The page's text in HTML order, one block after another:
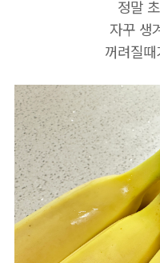
정말
자꾸 생
꺼려질